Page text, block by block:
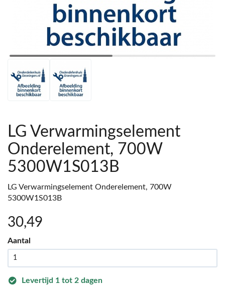
LG Verwarmingselement
Onderelement, 700W
5300W1S013B
LG Verwarmingselement Onderelement, 700W
5300W1S013B
30,49
Aantal
Levertijd 1 tot 2 dagen